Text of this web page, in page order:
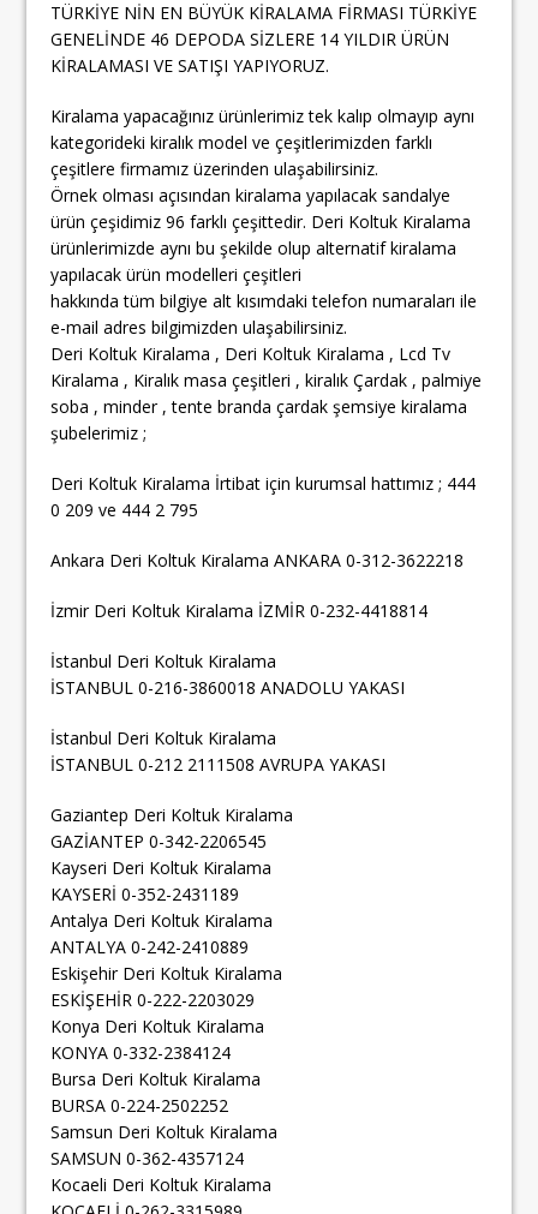
TÜRKİYE NİN EN BÜYÜK KİRALAMA FİRMASI TÜRKİYE
GENELİNDE 46 DEPODA SİZLERE 14 YILDIR ÜRÜN
KİRALAMASI VE SATIŞI YAPIYORUZ.
Kiralama yapacağınız ürünlerimiz tek kalıp olmayıp aynı
kategorideki kiralık model ve çeşitlerimizden farklı
çeşitlere firmamız üzerinden ulaşabilirsiniz.
Örnek olması açısından kiralama yapılacak sandalye
ürün çeşidimiz 96 farklı çeşittedir. Deri Koltuk Kiralama
ürünlerimizde aynı bu şekilde olup alternatif kiralama
yapılacak ürün modelleri çeşitleri
hakkında tüm bilgiye alt kısımdaki telefon numaraları ile
e-mail adres bilgimizden ulaşabilirsiniz.
Deri Koltuk Kiralama , Deri Koltuk Kiralama , Lcd Tv
Kiralama , Kiralık masa çeşitleri , kiralık Çardak , palmiye
soba , minder , tente branda çardak şemsiye kiralama
şubelerimiz ;
Deri Koltuk Kiralama İrtibat için kurumsal hattımız ; 444
0 209 ve 444 2 795
Ankara Deri Koltuk Kiralama ANKARA 0-312-3622218
İzmir Deri Koltuk Kiralama İZMİR 0-232-4418814
İstanbul Deri Koltuk Kiralama
İSTANBUL 0-216-3860018 ANADOLU YAKASI
İstanbul Deri Koltuk Kiralama
İSTANBUL 0-212 2111508 AVRUPA YAKASI
Gaziantep Deri Koltuk Kiralama
GAZİANTEP 0-342-2206545
Kayseri Deri Koltuk Kiralama
KAYSERİ 0-352-2431189
Antalya Deri Koltuk Kiralama
ANTALYA 0-242-2410889
Eskişehir Deri Koltuk Kiralama
ESKİŞEHİR 0-222-2203029
Konya Deri Koltuk Kiralama
KONYA 0-332-2384124
Bursa Deri Koltuk Kiralama
BURSA 0-224-2502252
Samsun Deri Koltuk Kiralama
SAMSUN 0-362-4357124
Kocaeli Deri Koltuk Kiralama